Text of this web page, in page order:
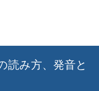
読み方、発音と